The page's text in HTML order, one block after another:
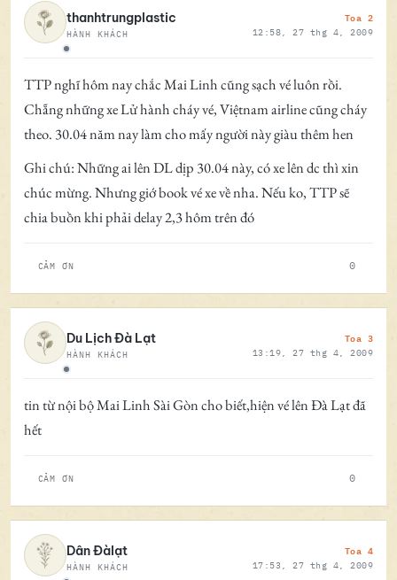
Ngoại tuyến
thanhtrungplastic
HÀNH KHÁCH
Toa 2
12:58, 27 thg 4, 2009
TTP nghĩ hôm nay chắc Mai Linh cũng sạch vé luôn rồi.
Chẵng những xe Lử hành cháy vé, Việtnam airline cũng cháy
theo. 30.04 năm nay làm cho mấy người này giàu thêm hen
Ghi chú: Những ai lên DL dịp 30.04 này, có xe lên dc thì xin
chúc mừng. Nhưng giớ book vé xe về nha. Nếu ko, TTP sẽ
chia buồn khi phải delay 2,3 hôm trên đó
CẢM ƠN 0
Ngoại tuyến
Du Lịch Đà Lạt
HÀNH KHÁCH
Toa 3
13:19, 27 thg 4, 2009
tin từ nội bộ Mai Linh Sài Gòn cho biết,hiện vé lên Đà Lạt đã
hết
CẢM ƠN 0
Dân Đàlạt
HÀNH KHÁCH
Toa 4
17:53, 27 thg 4, 2009